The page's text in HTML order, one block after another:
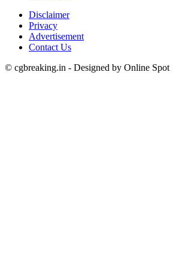
Disclaimer
Privacy
Advertisement
Contact Us
© cgbreaking.in - Designed by Online Spot